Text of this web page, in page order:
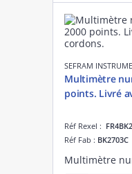
SEFRAM
Multimètre
points. Livré
Réf Rexel :
Réf Fab : BK2703C